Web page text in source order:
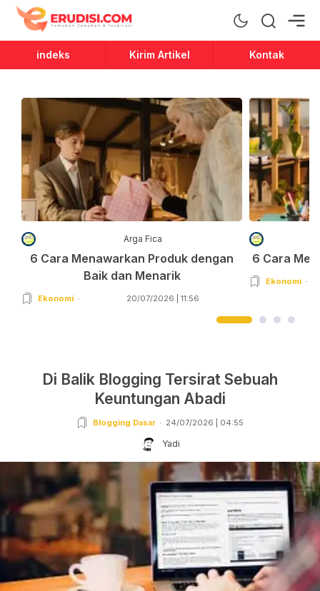
Erudisi
Temukan Jawaban dan Inspirasi
indeks Kirim Artikel Kontak
Arga Fica
6 Cara Menawarkan Produk dengan
Baik dan Menarik
Ekonomi 20/07/2026 | 11:56
6 Cara
Ekonomi
Di Balik Blogging Tersirat Sebuah
Keuntungan Abadi
Blogging Dasar 24/07/2026 | 04:55
Yadi